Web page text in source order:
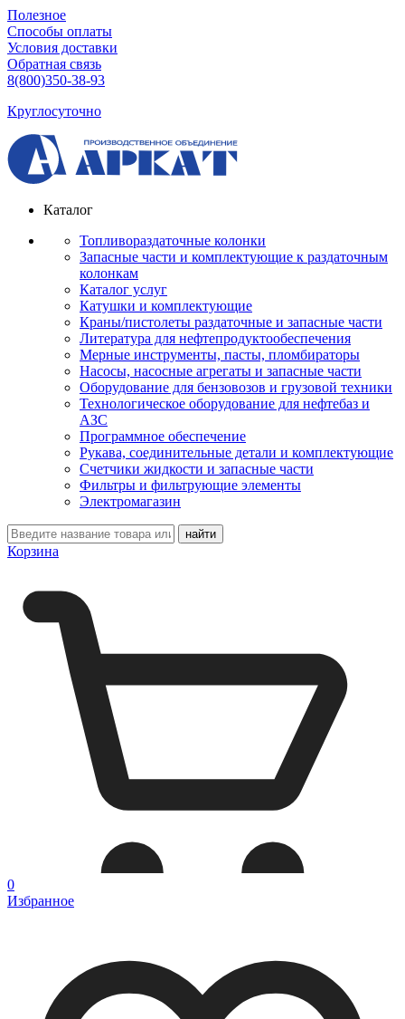
Полезное
Способы оплаты
Условия доставки
Обратная связь
8(800)350-38-93
Круглосуточно
Каталог
Топливораздаточные колонки
Запасные части и комплектующие к раздаточным
колонкам
Каталог услуг
Катушки и комплектующие
Краны/пистолеты раздаточные и запасные части
Литература для нефтепродуктообеспечения
Мерные инструменты, пасты, пломбираторы
Насосы, насосные агрегаты и запасные части
Оборудование для бензовозов и грузовой техники
Технологическое оборудование для нефтебаз и
АЗС
Программное обеспечение
Рукава, соединительные детали и комплектующие
Счетчики жидкости и запасные части
Фильтры и фильтрующие элементы
Электромагазин
Корзина
0
Избранное